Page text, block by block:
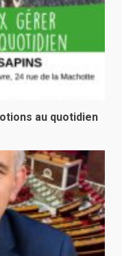
au quotidien